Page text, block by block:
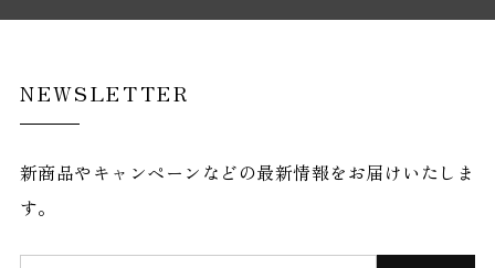
NEWSLETTER
新商品やキャンペーンなどの最新情報をお届けいたしま
す。